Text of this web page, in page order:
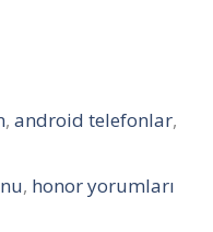
,android telefonlar,
, honor yorumları